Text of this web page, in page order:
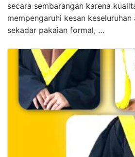
secara sembarangan karena
mempengaruhi kesan
sekadar pakaian formal, …